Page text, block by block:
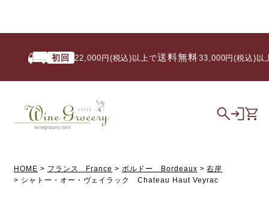
初回 22,000円(税込)以上で送料無料/ 33,000円(税込)以上
HOME フランス France ボルドー Bordeaux
右岸
シャトー・オー・ヴェイラック Chateau Haut Veyrac